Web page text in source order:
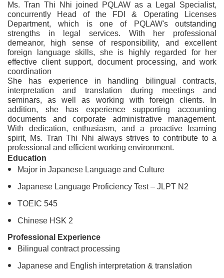
Ms. Tran Thi Nhi joined PQLAW as a Legal Specialist,
concurrently Head of the FDI & Operating Licenses
Department, which is one of PQLAW's outstanding
strengths in legal services. With her professional
demeanor, high sense of responsibility, and excellent
foreign language skills, she is highly regarded for her
effective client support, document processing, and work
coordination
She has experience in handling bilingual contracts,
interpretation and translation during meetings and
seminars, as well as working with foreign clients. In
addition, she has experience supporting accounting
documents and corporate administrative management.
With dedication, enthusiasm, and a proactive learning
spirit, Ms. Tran Thi Nhi always strives to contribute to a
professional and efficient working environment.
Education
Major in Japanese Language and Culture
Japanese Language Proficiency Test – JLPT N2
TOEIC 545
Chinese HSK 2
Professional Experience
Bilingual contract processing
Japanese and English interpretation & translation